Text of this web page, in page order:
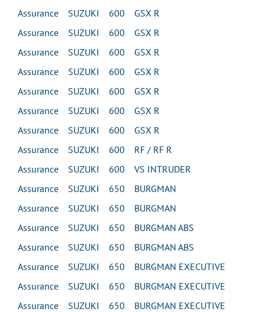
Assurance SUZUKI 600 GSX R
Assurance SUZUKI 600 GSX R
Assurance SUZUKI 600 GSX R
Assurance SUZUKI 600 GSX R
Assurance SUZUKI 600 GSX R
Assurance SUZUKI 600 GSX R
Assurance SUZUKI 600 GSX R
Assurance SUZUKI 600 RF / RF R
Assurance SUZUKI 600 VS INTRUDER
Assurance SUZUKI 650 BURGMAN
Assurance SUZUKI 650 BURGMAN
Assurance SUZUKI 650 BURGMAN ABS
Assurance SUZUKI 650 BURGMAN ABS
Assurance SUZUKI 650 BURGMAN EXECUTIVE
Assurance SUZUKI 650 BURGMAN EXECUTIVE
Assurance SUZUKI 650 BURGMAN EXECUTIVE